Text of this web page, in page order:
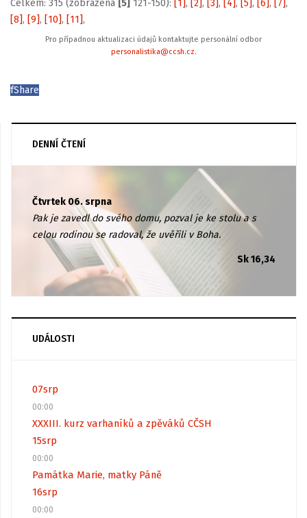
Celkem: 315 (zobrazena [5] 121-150): [1] , [2] , [3] , [4] , [5] , [6] , [7] ,
[8], [9], [10], [11],
Pro případnou aktualizaci údajů kontaktujte personální odbor
personalistika@ccsh.cz.
fShare
DENNÍ ČTENÍ
Čtvrtek 06. srpna
Pak je zavedl do svého domu, pozval je ke stolu a s
celou rodinou se radoval, že uvěřili v Boha.
Sk 16,34
UDÁLOSTI
07srp
00:00
XXXIII. kurz varhaníků a zpěváků CČSH
15srp
00:00
Památka Marie, matky Páně
16srp
00:00